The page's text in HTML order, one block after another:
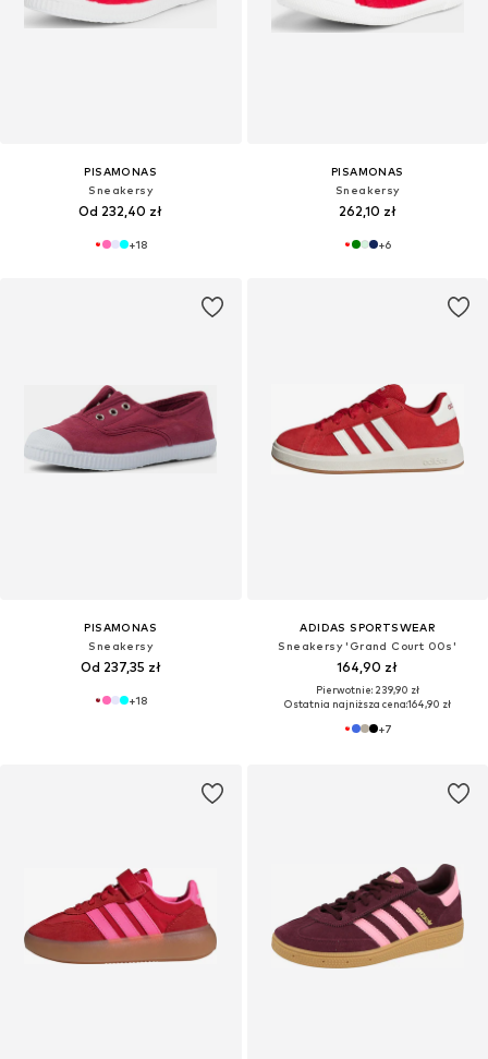
PISAMONAS
Sneakersy
Od 232,40 zł
+18
PISAMONAS
Sneakersy
262,10 zł
+6
PISAMONAS
Sneakersy
Od 237,35 zł
+18
ADIDAS SPORTSWEAR
Sneakersy 'Grand Court 00s'
164,90 zł
Pierwotnie: 239,90 zł
Ostatnia najniższa cena:164,90 zł
+7